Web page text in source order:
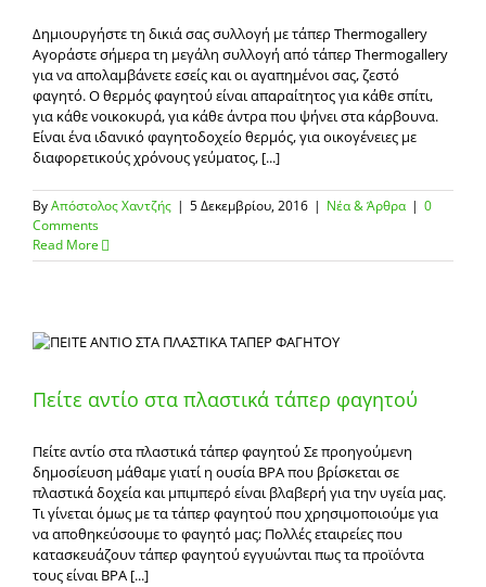
Δημιουργήστε τη δικιά σας συλλογή με τάπερ Thermogallery
Αγοράστε σήμερα τη μεγάλη συλλογή από τάπερ Thermogallery
για να απολαμβάνετε εσείς και οι αγαπημένοι σας, ζεστό
φαγητό. Ο θερμός φαγητού είναι απαραίτητος για κάθε σπίτι,
για κάθε νοικοκυρά, για κάθε άντρα που ψήνει στα κάρβουνα.
Είναι ένα ιδανικό φαγητοδοχείο θερμός, για οικογένειες με
διαφορετικούς χρόνους γεύματος, [...]
ByΑπόστολος Χαντζής | 5 Δεκεμβρίου, 2016 | Νέα & Άρθρα | 0
Comments
Read More
Πείτε αντίο στα πλαστικά τάπερ φαγητού
Πείτε αντίο στα πλαστικά τάπερ φαγητού Σε προηγούμενη
δημοσίευση μάθαμε γιατί η ουσία BPA που βρίσκεται σε
πλαστικά δοχεία και μπιμπερό είναι βλαβερή για την υγεία μας.
Τι γίνεται όμως με τα τάπερ φαγητού που χρησιμοποιούμε για
να αποθηκεύσουμε το φαγητό μας; Πολλές εταιρείες που
κατασκευάζουν τάπερ φαγητού εγγυώνται πως τα προϊόντα
τους είναι BPA [...]